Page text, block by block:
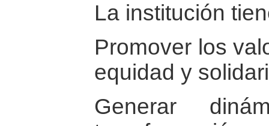
La institución
Promover los
equidad y
Generar